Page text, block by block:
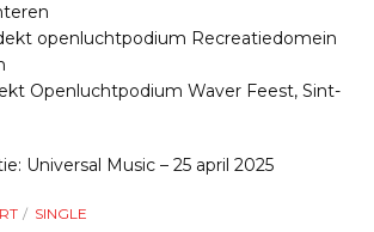
openluchtpodium Recreatiedomein
Openluchtpodium Waver Feest, Sint-
Universal Music – 25 april 2025
SINGLE